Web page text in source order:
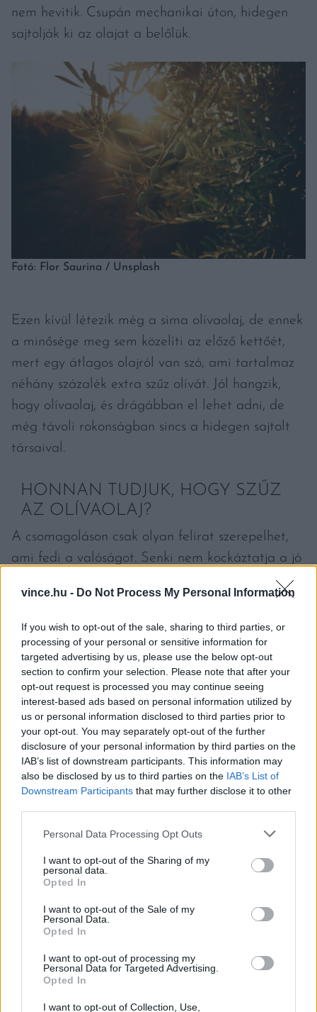
vince.hu - Do Not Process My Personal Information
If you wish to opt-out of the sale, sharing to third parties, or
processing of your personal or sensitive information for
targeted advertising by us, please use the below opt-out
section to confirm your selection. Please note that after your
opt-out request is processed you may continue seeing
interest-based ads based on personal information utilized by
us or personal information disclosed to third parties prior to
your opt-out. You may separately opt-out of the further
disclosure of your personal information by third parties on the
IAB’s list of downstream participants. This information may
also be disclosed by us to third parties on the IAB’s List of
Downstream Participants that may further disclose it to other
Please note that this website/app uses one or more Google
not limited to your visit or usage behaviour. You may click to
grant or deny consent to Google and its third-party tags to
use your data for below specified purposes in below Google
consent section.
Personal Data Processing Opt Outs
I want to opt-out of the Sharing of my
personal data.
Opted In
I want to opt-out of the Sale of my
Personal Data.
Opted In
I want to opt-out of processing my
Personal Data for Targeted Advertising.
Opted In
I want to opt-out of Collection, Use,
nem hevítik. Csupán mechanikai úton, hidegen
sajtolják ki az olajat a belőlük.
Fotó: Flor Saurina / Unsplash
Ezen kívül létezik még a sima olívaolaj, de ennek
a minősége meg sem közelíti az előző kettőét,
mert egy átlagos olajról van szó, ami tartalmaz
néhány százalék extra szűz olívát. Jól hangzik,
hogy olívaolaj, és drágábban el lehet adni, de
még távoli rokonságban sincs a hidegen sajtolt
társaival.
HONNAN TUDJUK, HOGY SZŰZ
AZ OLÍVAOLAJ?
A csomagoláson csak olyan felirat szerepelhet,
ami fedi a valóságot. Senki nem kockáztatja a jó
biztosak lehetünk benne, hogy az van a
palackban, ami rá van írva. Sokan úgy gondolják,
hogy az igazi extra szűz olívaolaj zöld színű. Ez
sok esetben így is van, de nem törvényszerű. Mint
ahogy az olíva bogyókból is több szín létezik, úgy
az olaj színe is változó. Néha egészen mélyzöld,
néha pedig aranysárga, vagy szinte barnás. Ez
attől függ, milyen volt a gyümölcs, a minőséget
nem befolyásolja. Az olaj extra szűz változata
nem olcsó, de hosszú távon mindenképp megéri,
hiszen az egészségünkről van szó.
AZ EXTRA SZŰZ SUPERFOOD
Egy olyan élelmiszerről beszélünk, amit ha
rendszeresen fogyasztunk – persze nem túl nagy
mennyiségben, mert a kalóriatartalma elég